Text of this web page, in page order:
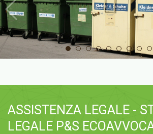
ASSISTENZA LEGALE -
LEGALE P&S